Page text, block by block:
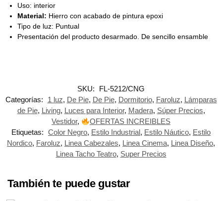
Uso: interior
Material: Hierro con acabado de pintura epoxi
Tipo de luz: Puntual
Presentación del producto desarmado. De sencillo ensamble
SKU:
FL-5212/CNG
Categorías:
1 luz, De Pie, De Pie, Dormitorio, Faroluz, Lámparas
de Pie, Living, Luces para Interior, Madera, Súper Precios,
Vestidor,
OFERTAS INCREIBLES
Etiquetas: Color Negro, Estilo Industrial, Estilo Náutico, Estilo
Nordico, Faroluz, Linea Cabezales, Linea Cinema, Linea Diseño,
Linea Tacho Teatro, Super Precios
También te puede gustar